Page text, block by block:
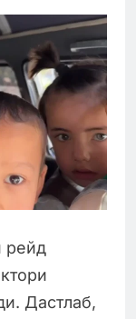
рейд
Дастлаб,